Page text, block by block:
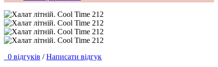
0 відгуків / Написати відгук